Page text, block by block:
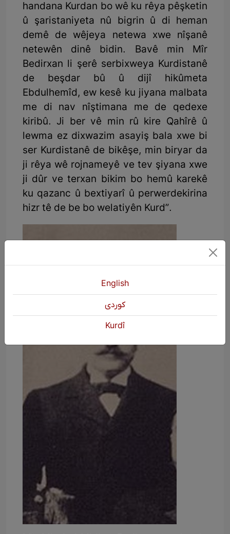
handana Kurdan bo wê ku rêya pêşketin
û şaristaniyeta nû bigrin û di heman
demê de wêjeya netewa xwe nîşanê
netewên dinê bidin. Bavê min Mîr
Bedirxan li şerê serbixweya Kurdistanê
de beşdar bû û dijî hikûmeta
Ebdulhemîd, ew kesê ku jiyana malbata
me di nav nîştimana me de qedexe
kiribû. Ji ber vê min rû kire Qahîrê û
lewma ez dixwazim asayiş bala xwe bi
ser Kurdistanê de bikêşe, min biryar da
ji rêya wê rojnameyê ve tev şiyana xwe
ji dûr ve terxan bikim bo hemû karekê
ku qazanc û bextiyarî û perwerdekirina
hizr tê de be bo welatiyên Kurd”.
English
كوردی
Kurdî